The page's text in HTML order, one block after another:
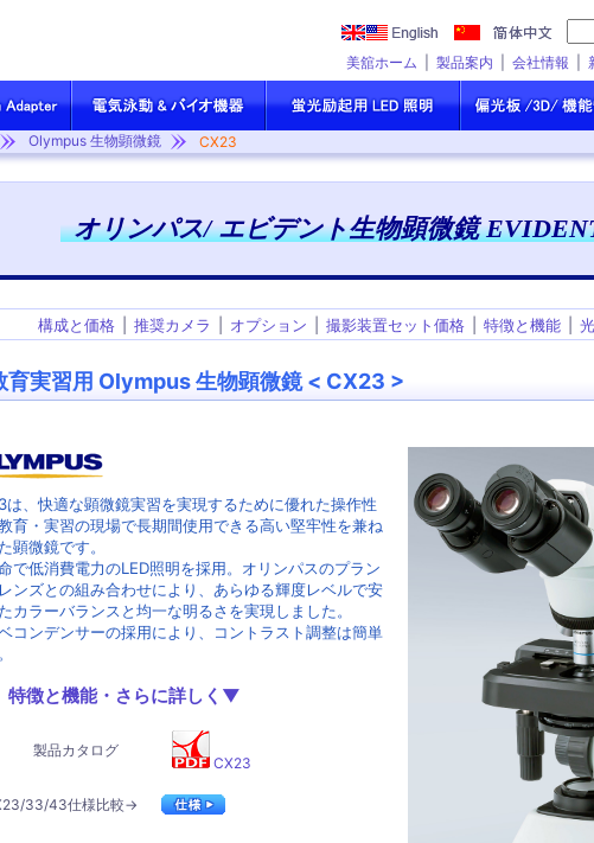
美舘ホーム 製品案内 会社情報
Olympus 生物顕微鏡 CX23
オリンパス/ エビデント生物顕微鏡
構成と価格 推奨カメラ オプション 撮影装置セット価格 特徴と機能
育実習用 Olympus 生物顕微鏡 < CX23 >
は、快適な顕微鏡実習を実現するために優れた操作性
育・実習の現場で長期間使用できる高い堅牢性を兼ね
顕微鏡です。
で低消費電力のLED照明を採用。オリンパスのプラン
ンズとの組み合わせにより、あらゆる輝度レベルで安
カラーバランスと均一な明るさを実現しました。
コンデンサーの採用により、コントラスト調整は簡単
特徴と機能・さらに詳しく▼
製品カタログ
CX23
33/43仕様比較→